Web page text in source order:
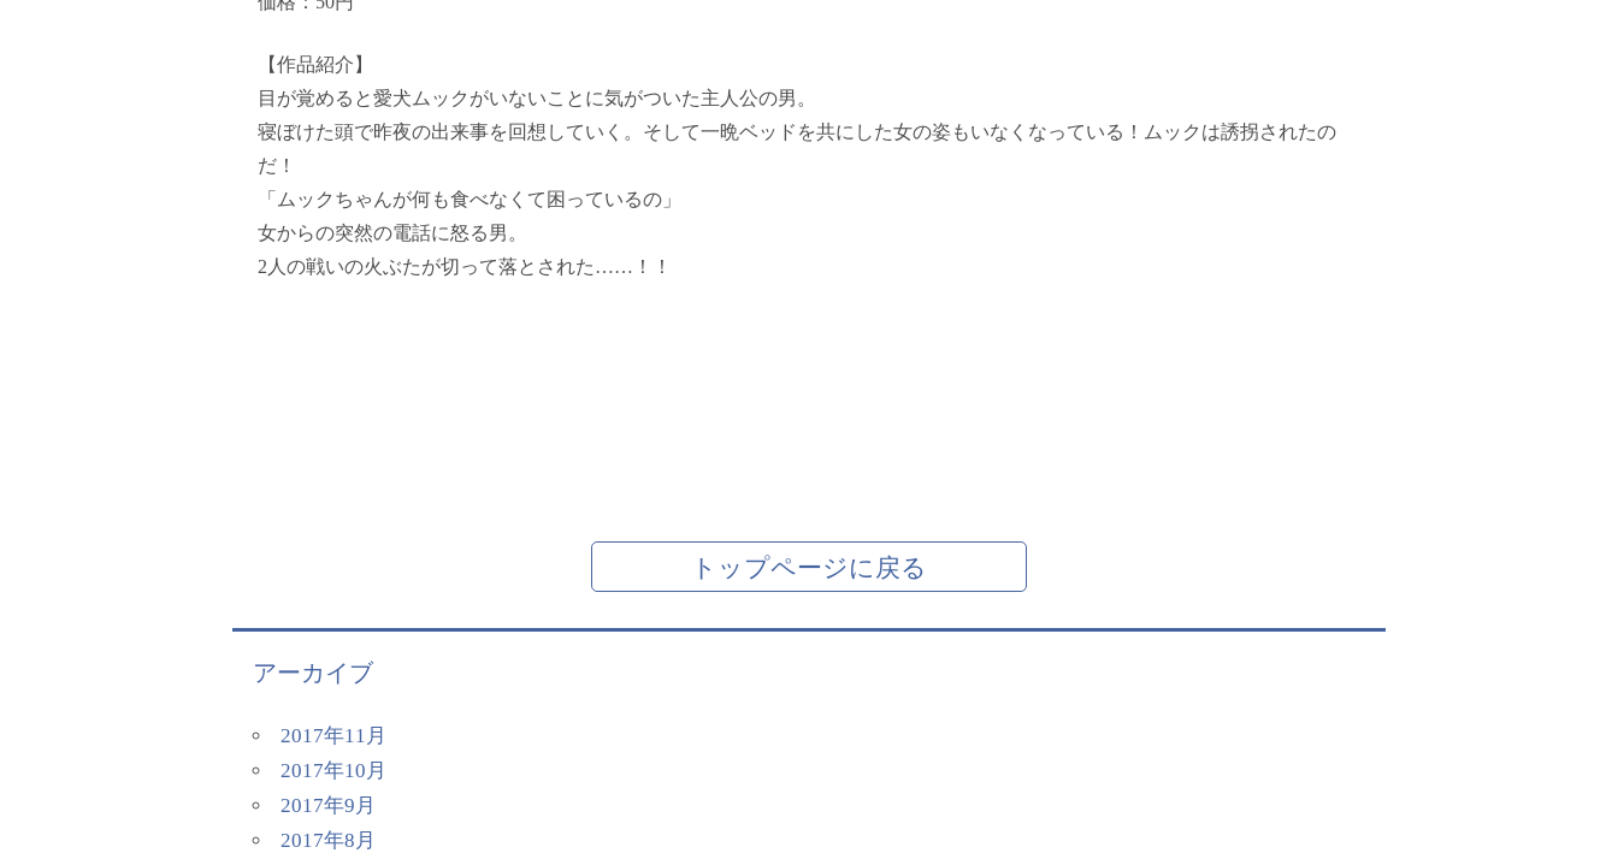
【作品紹介】
目が覚めると愛犬ムックがいないことに気がついた主人公の男。
寝ぼけた頭で昨夜の出来事を回想していく。そして一晩ベッドを共にした女の姿もいなくなっている！ムックは誘拐されたの
だ！
「ムックちゃんが何も食べなくて困っているの」
女からの突然の電話に怒る男。
2人の戦いの火ぶたが切って落とされた……！！
トップページに戻る
アーカイブ
2017年11月
2017年10月
2017年9月
2017年8月